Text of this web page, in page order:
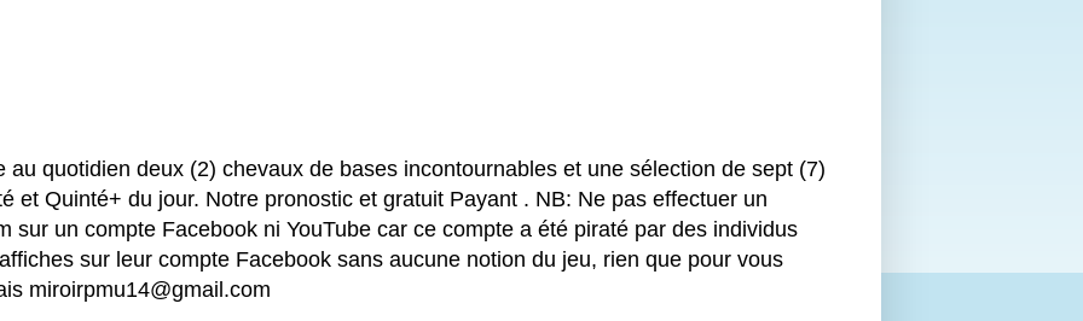
au quotidien deux (2) chevaux de bases incontournables et une sélection de sept (7)
et Quinté+ du jour. Notre pronostic et gratuit Payant . NB: Ne pas effectuer un
sur un compte Facebook ni YouTube car ce compte a été piraté par des individus
sur leur compte Facebook sans aucune notion du jeu, rien que pour vous
miroirpmu14@gmail.com